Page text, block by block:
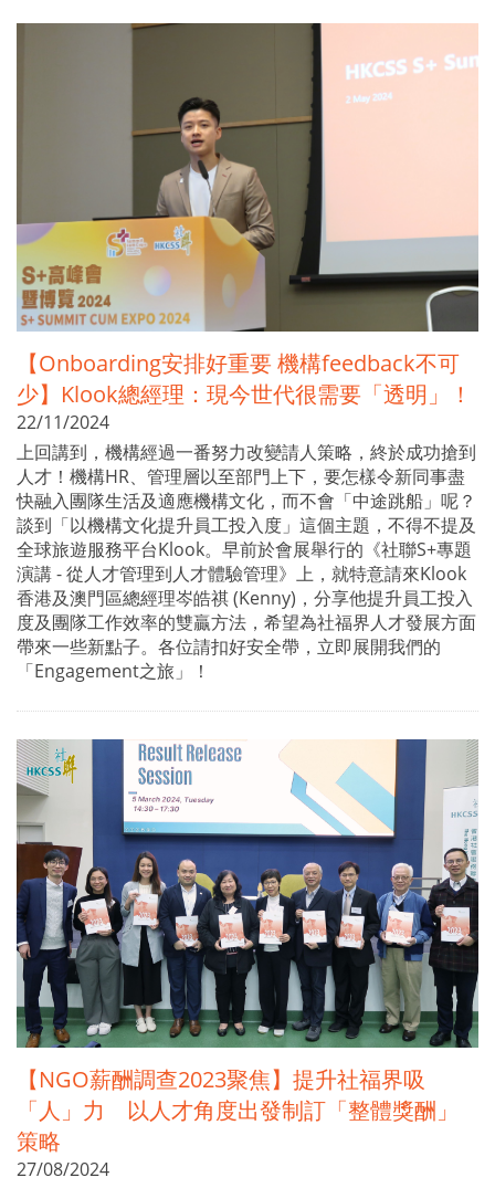
【Onboarding安排好重要 機構feedback不可
少】Klook總經理：現今世代很需要「透明」！
22/11/2024
上回講到，機構經過一番努力改變請人策略，終於成功搶到
人才！機構HR、管理層以至部門上下，要怎樣令新同事盡
快融入團隊生活及適應機構文化，而不會「中途跳船」呢？
談到「以機構文化提升員工投入度」這個主題，不得不提及
全球旅遊服務平台Klook。早前於會展舉行的《社聯S+專題
演講 - 從人才管理到人才體驗管理》上，就特意請來Klook
香港及澳門區總經理岑皓祺 (Kenny)，分享他提升員工投入
度及團隊工作效率的雙贏方法，希望為社福界人才發展方面
帶來一些新點子。各位請扣好安全帶，立即展開我們的
「Engagement之旅」！
【NGO薪酬調查2023聚焦】提升社福界吸
「人」力 以人才角度出發制訂「整體獎酬」
策略
27/08/2024